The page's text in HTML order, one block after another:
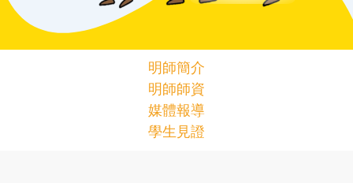
明師簡介
明師師資
媒體報導
學生見證